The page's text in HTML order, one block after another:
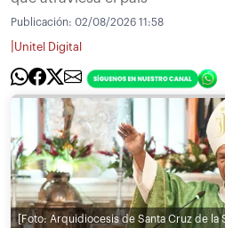
Publicación: 02/08/2026 11:58
Unitel Digital
[Foto: Arquidiocesis de Santa Cruz de